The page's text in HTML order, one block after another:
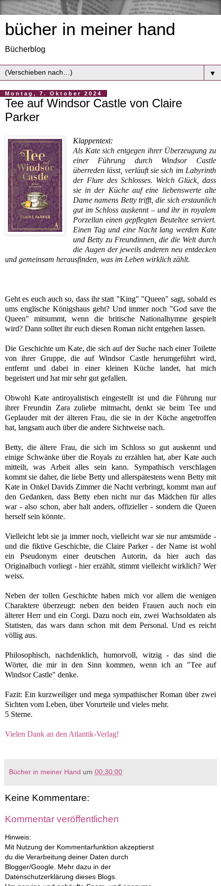
bücher in meiner hand
Bücherblog
▼
Montag, 7. Oktober 2024
Tee auf Windsor Castle von Claire
Parker
Klappentext:
Als Kate sich entgegen ihrer Überzeugung zu
einer Führung durch Windsor Castle
überreden lässt, verläuft sie sich im Labyrinth
der Flure des Schlosses. Welch Glück, dass
sie in der Küche auf eine liebenswerte alte
Dame namens Betty trifft, die sich erstaunlich
gut im Schloss auskennt – und ihr in royalem
Porzellan einen gepflegten Beuteltee serviert.
Einen Tag und eine Nacht lang werden Kate
und Betty zu Freundinnen, die die Welt durch
die Augen der jeweils anderen neu entdecken
und gemeinsam herausfinden, was im Leben wirklich zählt.
Geht es euch auch so, dass ihr statt "King" "Queen" sagt, sobald es
ums englische Königshaus geht? Und immer noch "God save the
Queen" mitsummt, wenn die britische Nationalhymne gespielt
wird? Dann solltet ihr euch diesen Roman nicht entgehen lassen.
Die Geschichte um Kate, die sich auf der Suche nach einer Toilette
von ihrer Gruppe, die auf Windsor Castle herumgeführt wird,
entfernt und dabei in einer kleinen Küche landet, hat mich
begeistert und hat mir sehr gut gefallen.
Obwohl Kate antiroyalistisch eingestellt ist und die Führung nur
ihrer Freundin Zara zuliebe mitmacht, denkt sie beim Tee und
Geplauder mit der älteren Frau, die sie in der Küche angetroffen
hat, langsam auch über die andere Sichtweise nach.
Betty, die ältere Frau, die sich im Schloss so gut auskennt und
einige Schwänke über die Royals zu erzählen hat, aber Kate auch
mitteilt, was Arbeit alles sein kann. Sympathisch verschlagen
kommt sie daher, die liebe Betty und allerspätestens wenn Betty mit
Kate in Onkel Davids Zimmer die Nacht verbringt, kommt man auf
den Gedanken, dass Betty eben nicht nur das Mädchen für alles
war - also schon, aber halt anders, offizieller - sondern die Queen
herself sein könnte.
Vielleicht lebt sie ja immer noch, vielleicht war sie nur amtsmüde -
und die fiktive Geschichte, die Claire Parker - der Name ist wohl
ein Pseudonym einer deutschen Autorin, da hier auch das
Originalbuch vorliegt - hier erzählt, stimmt vielleicht wirklich? Wer
weiss.
Neben der tollen Geschichte haben mich vor allem die wenigen
Charaktere überzeugt: neben den beiden Frauen auch noch ein
älterer Herr und ein Corgi. Dazu noch ein, zwei Wachsoldaten als
Statisten, das wars dann schon mit dem Personal. Und es reicht
völlig aus.
Philosophisch, nachdenklich, humorvoll, witzig - das sind die
Wörter, die mir in den Sinn kommen, wenn ich an "Tee auf
Windsor Castle" denke.
Fazit: Ein kurzweiliger und mega sympathischer Roman über zwei
Sichten vom Leben, über Vorurteile und vieles mehr.
5 Sterne.
Vielen Dank an den Atlantik-Verlag!
Bücher in meiner Hand um 00:30:00
Keine Kommentare:
Kommentar veröffentlichen
Hinweis:
Mit Nutzung der Kommentarfunktion akzeptierst
du die Verarbeitung deiner Daten durch
Blogger/Google. Mehr dazu in der
Datenschutzerklärung dieses Blogs.